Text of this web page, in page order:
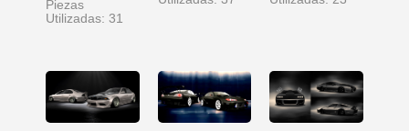
Piezas
Utilizadas: 31